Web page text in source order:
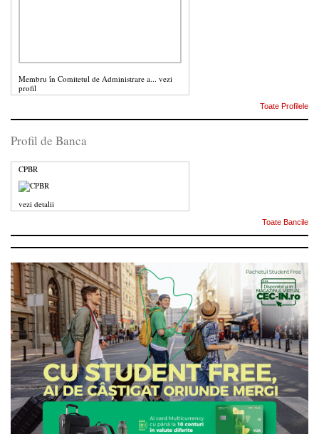
Membru în Comitetul de Administrare a... vezi
profil
Toate Profilele
Profil de Banca
CPBR
vezi detalii
Toate Bancile